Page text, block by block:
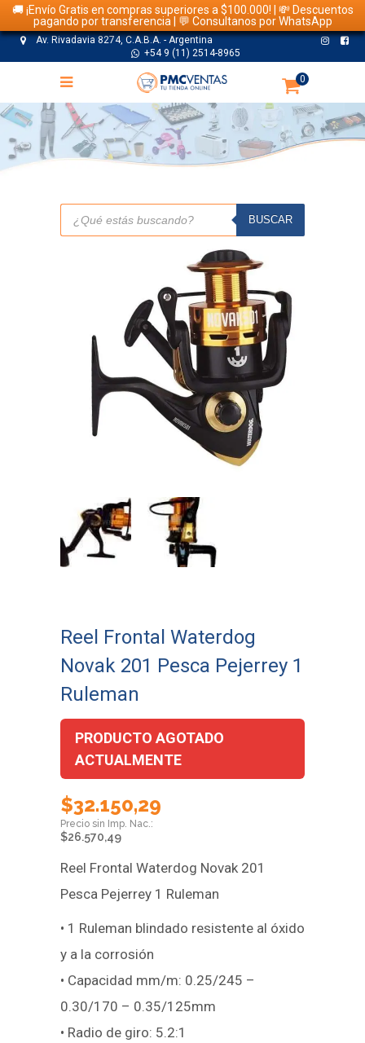
🚚 ¡Envío Gratis en compras superiores a $100.000! | 💸 Descuentos
pagando por transferencia | 💬 Consultanos por WhatsApp
Av. Rivadavia 8274, C.A.B.A. - Argentina
+54 9 (11) 2514-8965
0
TIENDA
Búsqueda
productos
BUSCAR
Reel Frontal Waterdog
Novak 201 Pesca Pejerrey 1
Ruleman
PRODUCTO AGOTADO
ACTUALMENTE
$32.150,29
$26.570,49
Reel Frontal Waterdog Novak 201
Pesca Pejerrey 1 Ruleman
• 1 Ruleman blindado resistente al óxido
y a la corrosión
• Capacidad mm/m: 0.25/245 –
0.30/170 – 0.35/125mm
• Radio de giro: 5.2:1